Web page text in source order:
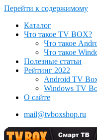
Перейти к содержимому
Каталог
Что такое TV BOX?
Что такое
Что такое
Полезные статьи
Рейтинг 2022
Android TV
Windows TV
О сайте
mail@tvboxshop.ru